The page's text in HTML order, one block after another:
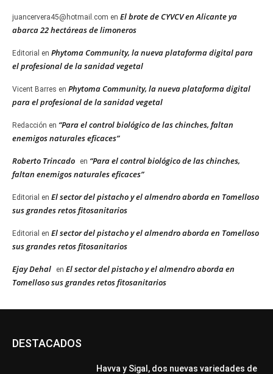
juancervera45@hotmail.com en El brote de CYVCV en Alicante ya
abarca 22 hectáreas de limoneros
Editorial en Phytoma Community, la nueva plataforma digital para
el profesional de la sanidad vegetal
Vicent Barres en Phytoma Community, la nueva plataforma digital
para el profesional de la sanidad vegetal
Redacción en “Para el control biológico de las chinches, faltan
enemigos naturales eficaces”
Roberto Trincado en “Para el control biológico de las chinches,
faltan enemigos naturales eficaces”
Editorial en El sector del pistacho y el almendro aborda en Tomelloso
sus grandes retos fitosanitarios
Editorial en El sector del pistacho y el almendro aborda en Tomelloso
sus grandes retos fitosanitarios
Ejay Dehal en El sector del pistacho y el almendro aborda en
Tomelloso sus grandes retos fitosanitarios
DESTACADOS
Havva y Sigal, dos nuevas variedades de